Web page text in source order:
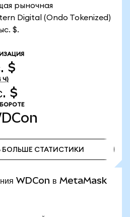
рыночная
Digital (Ondo Tokenized)
$.
$
Ч)
$
БОЛЬШЕ СТАТИСТИКИ
WDCon в MetaMask